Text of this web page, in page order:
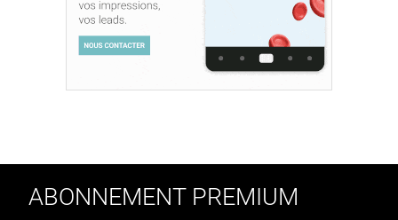
ABONNEMENT PREMIUM